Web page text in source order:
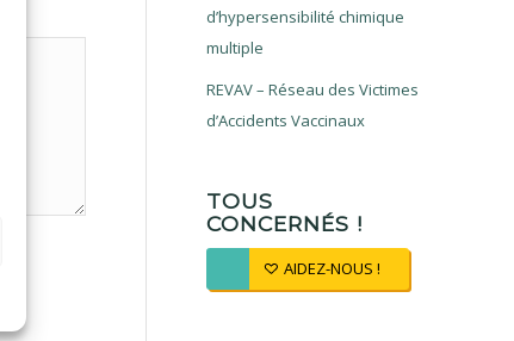
d’hypersensibilité chimique
multiple
REVAV – Réseau des Victimes
d’Accidents Vaccinaux
TOUS
CONCERNÉS !
AIDEZ-NOUS !